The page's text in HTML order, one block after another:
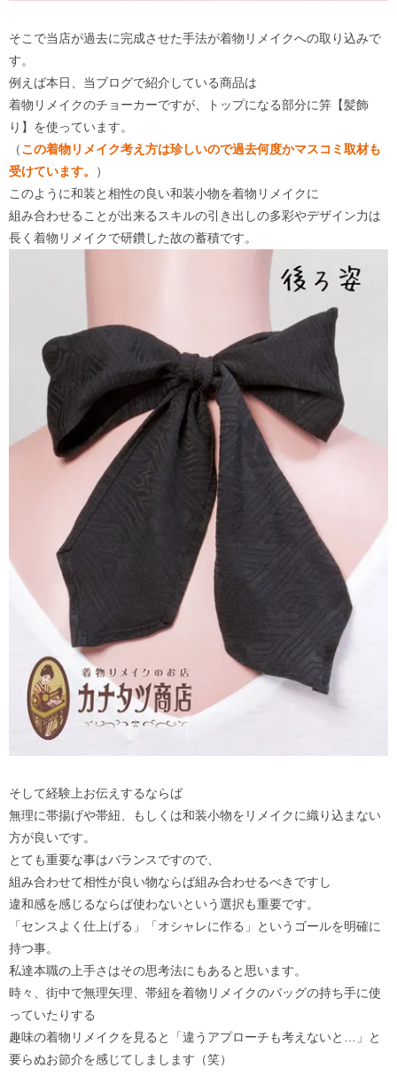
そこで当店が過去に完成させた手法が着物リメイクへの取り込みで
す。
例えば本日、当ブログで紹介している商品は
着物リメイクのチョーカーですが、トップになる部分に笄【髪飾
り】を使っています。
（この着物リメイク考え方は珍しいので過去何度かマスコミ取材も
受けています。
）
このように和装と相性の良い和装小物を着物リメイクに
組み合わせることが出来るスキルの引き出しの多彩やデザイン力は
長く着物リメイクで研鑽した故の蓄積です。
そして経験上お伝えするならば
無理に帯揚げや帯紐、もしくは和装小物をリメイクに織り込まない
方が良いです。
とても重要な事はバランスですので、
組み合わせて相性が良い物ならば組み合わせるべきですし
違和感を感じるならば使わないという選択も重要です。
「センスよく仕上げる」「オシャレに作る」というゴールを明確に
持つ事。
私達本職の上手さはその思考法にもあると思います。
時々、街中で無理矢理、帯紐を着物リメイクのバッグの持ち手に使
っていたりする
趣味の着物リメイクを見ると「違うアプローチも考えないと…」と
要らぬお節介を感じてしまします（笑）